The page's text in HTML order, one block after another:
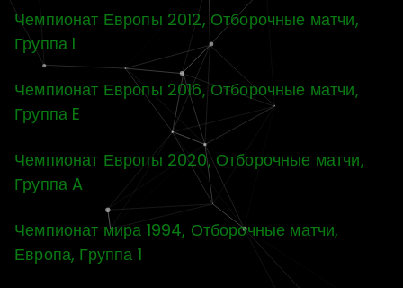
Чемпионат Европы 2012, Отборочные матчи,
Группа I
Чемпионат Европы 2016, Отборочные матчи,
Группа E
Чемпионат Европы 2020, Отборочные матчи,
Группа A
Чемпионат мира 1994, Отборочные матчи,
Европа, Группа 1